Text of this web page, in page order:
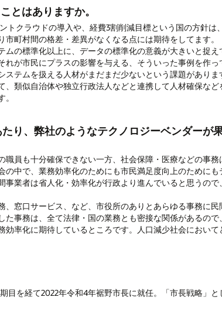
とはありますか。
トクラウドの導入や、経費3割削減目標という国の方針は
市町村間の格差・差異がなくなる点には期待をしてます。
の標準化以上に、データの標準化の意義が大きいと捉
れが市民にプラスの影響を与える、そういった事例を作っ
テムを扱える人材がまだまだ少ないという課題があり
、類似自治体や独立行政法人などと連携して人材確保な
り、弊社のようなテクノロジーベンダーが
員も十分確保できない一方、社会保障・医療などの事
の中で、業務効率化のためにも市民満足度向上のために
事業者は省人化・効率化が行政より進んでいると思うの
窓口サービス、など、市役所のありとあらゆる事務に
た事務は、全て法律・国の業務とも密接な関係があるの
効率化に期待しているところです。人口減少社会におい
を経て2022年令和4年裾野市長に就任。「市長戦略」